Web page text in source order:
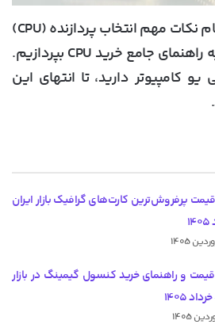
در ادامه قراره درباره تمام نکات مهم انتخاب پردازنده (CPU)
کامپیوتر و به‌طور کلی به راهنمای جامع خرید CPU بپردازیم.
کامپیوتر دارید، تا انتهای این
پرفروش‌ترین کارت‌های گرافیک بازار ایران
و راهنمای خرید کنسول گیمینگ در بازار
۱۴۰۵